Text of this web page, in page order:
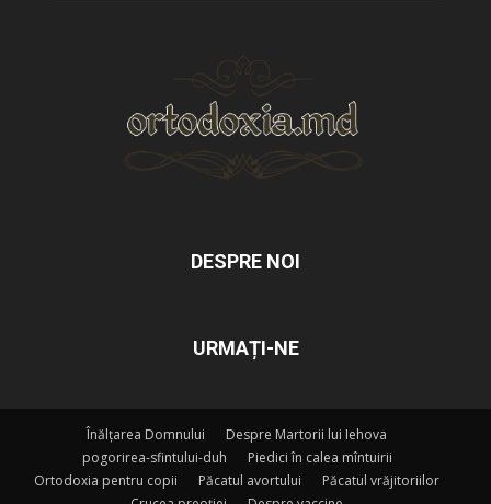
DESPRE NOI
URMAȚI-NE
Înălțarea Domnului
Despre Martorii lui Iehova
pogorirea-sfintului-duh
Piedici în calea mîntuirii
Ortodoxia pentru copii
Păcatul avortului
Păcatul vrăjitoriilor